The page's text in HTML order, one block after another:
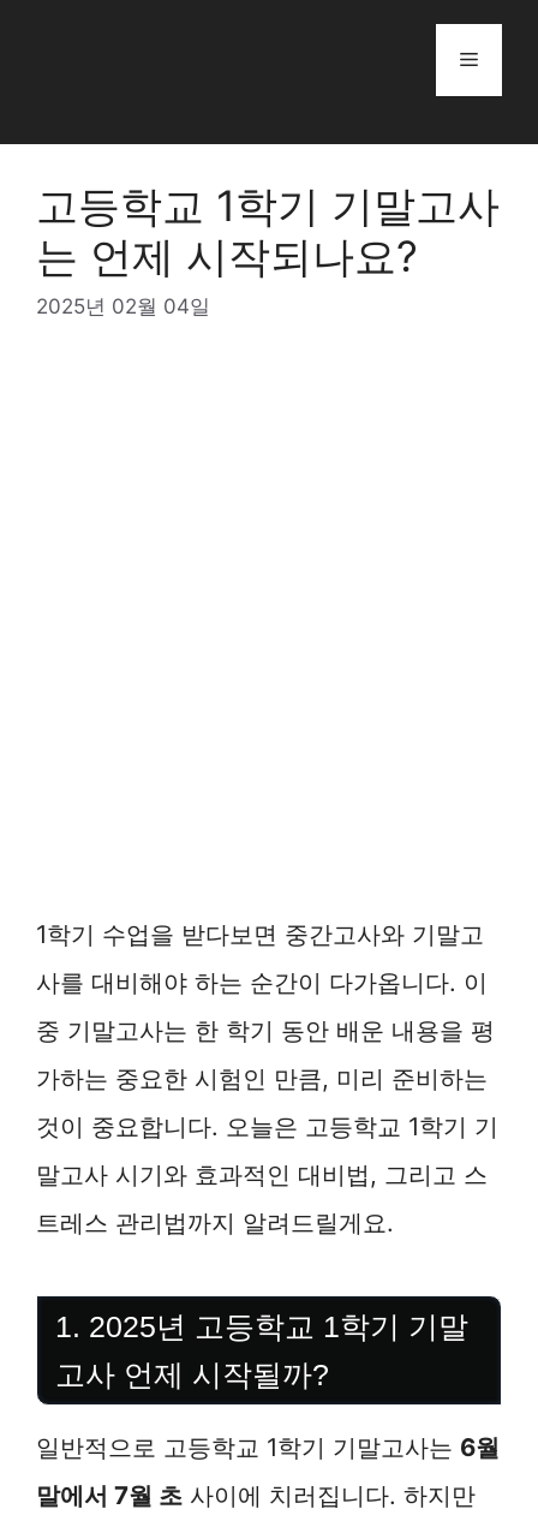
Menu
고등학교 1학기 기말고사
는 언제 시작되나요?
2025년 02월 04일
1학기 수업을 받다보면 중간고사와 기말고
사를 대비해야 하는 순간이 다가옵니다. 이
중 기말고사는 한 학기 동안 배운 내용을 평
가하는 중요한 시험인 만큼, 미리 준비하는
것이 중요합니다. 오늘은 고등학교 1학기 기
말고사 시기와 효과적인 대비법, 그리고 스
트레스 관리법까지 알려드릴게요.
1. 2025년 고등학교 1학기 기말
고사 언제 시작될까?
일반적으로 고등학교 1학기 기말고사는 6월
말에서 7월 초 사이에 치러집니다. 하지만